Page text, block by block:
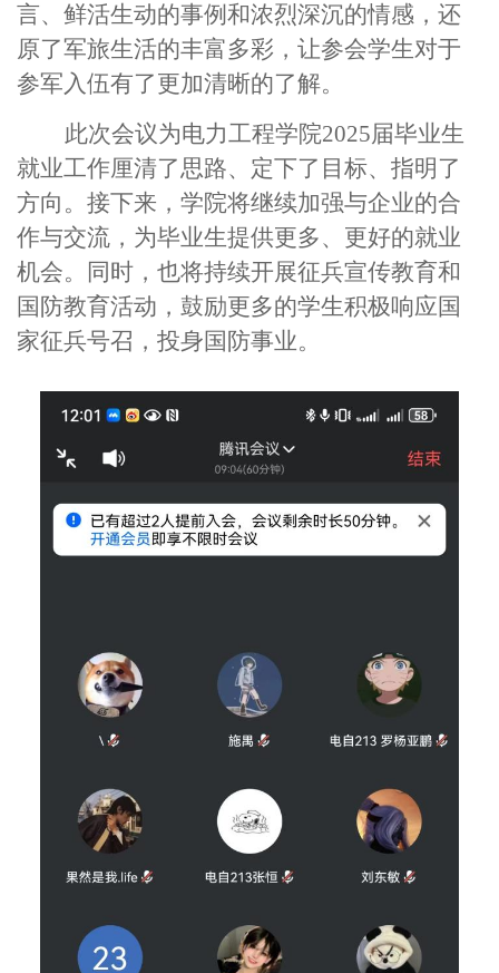
言、鲜活生动的事例和浓烈深沉的情感，还
原了军旅生活的丰富多彩，让参会学生对于
参军入伍有了更加清晰的了解。
此次会议为电力工程学院2025届毕业生
就业工作厘清了思路、定下了目标、指明了
方向。接下来，学院将继续加强与企业的合
作与交流，为毕业生提供更多、更好的就业
机会。同时，也将持续开展征兵宣传教育和
国防教育活动，鼓励更多的学生积极响应国
家征兵号召，投身国防事业。